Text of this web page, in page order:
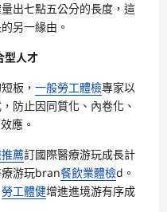
出七點五公分的長度，這
另一緣由。
型人才
板， 一般勞工體檢專家以
防止因同質化、內卷化、
應。
薦訂國際醫療游玩成長計
游玩bran餐飲業體檢d。
勞工體健增進進境游有序成